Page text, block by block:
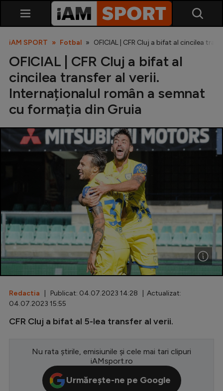
SuperLiga
Liga 2
Cupa României
Echipa Națională
U21
Fotbal feminin
Special
Diverse
Inedit
Clasamente
Champions League
Europa League
Conference League
iAM SPORT Fotbal OFICIAL | CFR Cluj a bifat al cincilea
OFICIAL | CFR Cluj a bifat al
cincilea transfer al verii.
Internaționalul român a semnat
cu formația din Gruia
Redactia | Publicat: 04.07.2023 14:28 | Actualizat:
04.07.2023 15:55
CFR Cluj a bifat al 5-lea transfer al verii.
Nu rata știrile, emisiunile și cele mai tari clipuri
iAMsport.ro
Urmărește-ne pe Google